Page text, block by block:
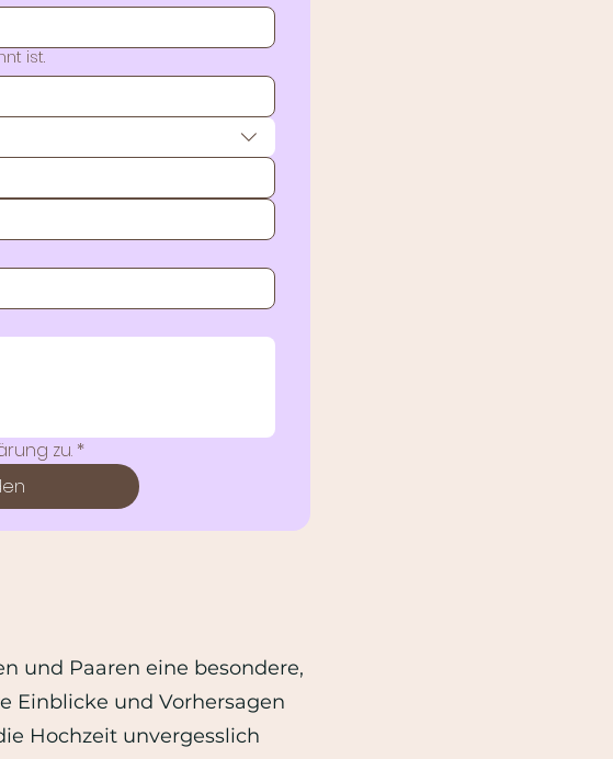
ist.
zu. *
und Paaren eine besondere,
Einblicke und Vorhersagen
Hochzeit unvergesslich